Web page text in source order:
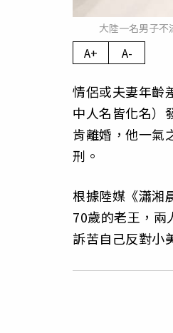
大陸一名男子不
A+ A-
情侶或夫妻年齡
中人名皆化名）
肯離婚，他一氣
刑。
根據陸媒《瀟湘
70歲的老王，兩
訴苦自己反對小